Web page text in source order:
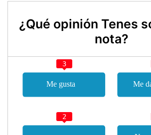
¿Qué opinión Tenes
nota?
3
2